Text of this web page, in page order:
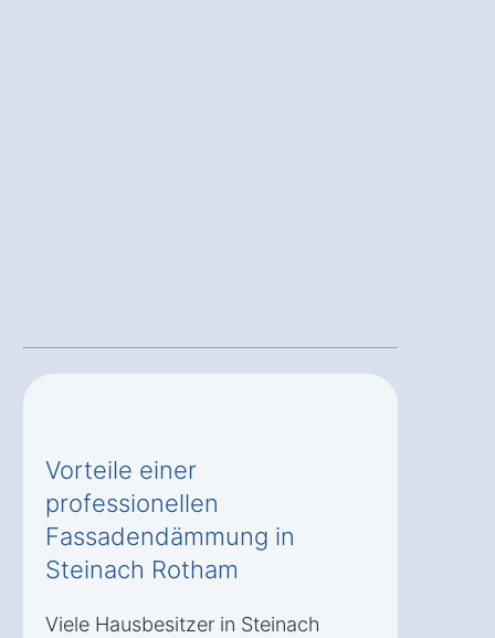
Vorteile einer
professionellen
Fassadendämmung in
Steinach Rotham
Viele Hausbesitzer in Steinach